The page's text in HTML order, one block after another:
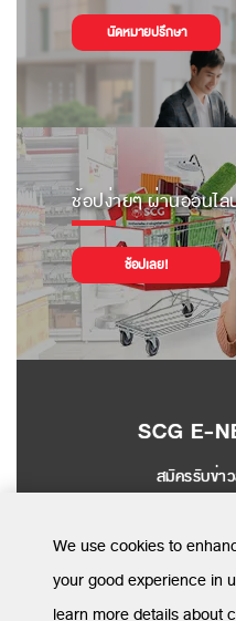
นัดหมายปรึกษา
ช้อปง่ายๆ ผ่านออนไ
ช้อปเลย!
SCG E-
สมัครรับข่า
We use cookies to
your good experience in
learn more details about